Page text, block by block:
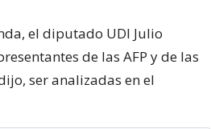
el diputado UDI Julio
de las AFP y de las
ser analizadas en el